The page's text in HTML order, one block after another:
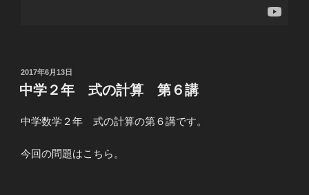
投
稿
日:
2017年6月13日
中学２年 式の計算 第６講
中学数学２年 式の計算の第６講です。
今回の問題はこちら。